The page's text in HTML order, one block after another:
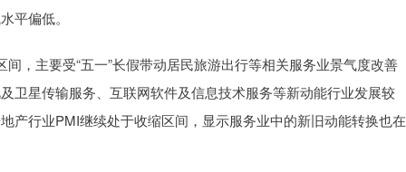
平偏低。
主要受“五一”长假带动居民旅游出行等相关服务业景气度改善
卫星传输服务、互联网软件及信息技术服务等新动能行业发展较
产行业PMI继续处于收缩区间，显示服务业中的新旧动能转换也在